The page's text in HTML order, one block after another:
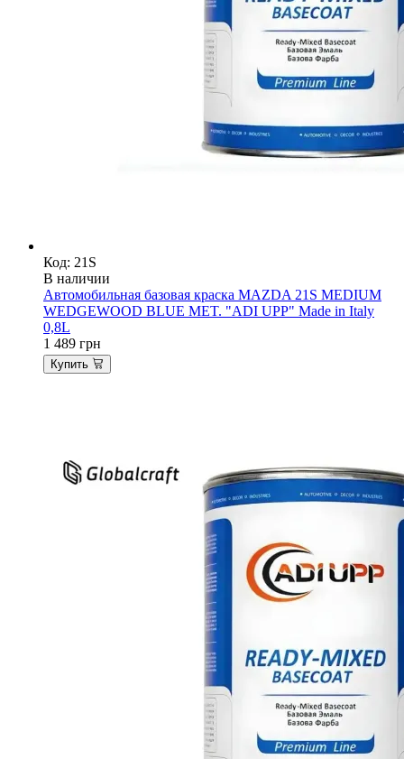
Код: 21S
В наличии
Автомобильная базовая краска MAZDA 21S MEDIUM
WEDGEWOOD BLUE MET. "ADI UPP" Made in Italy
0,8L
1 489 грн
Купить